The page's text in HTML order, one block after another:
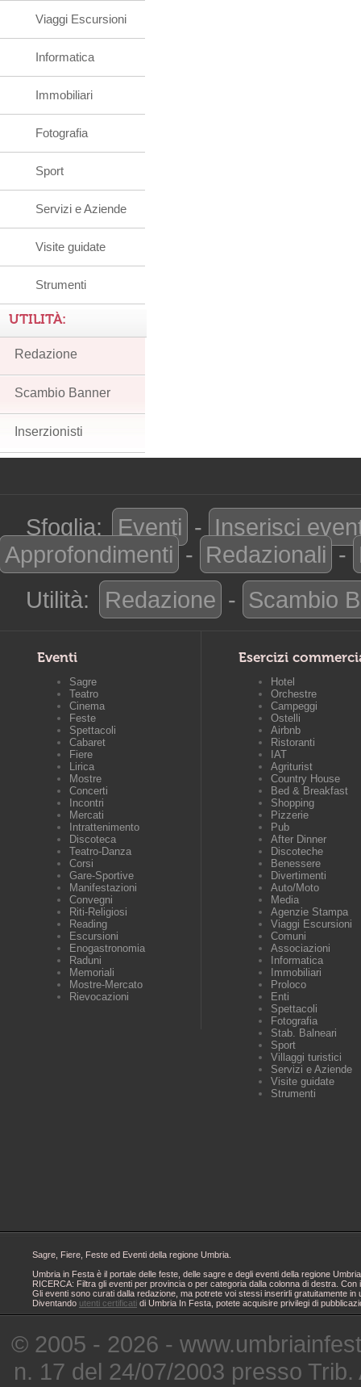
Viaggi Escursioni
Informatica
Immobiliari
Fotografia
Sport
Servizi e Aziende
Visite guidate
Strumenti
UTILITÀ:
Redazione
Scambio Banner
Inserzionisti
Sfoglia: Eventi - Inserisci
Approfondimenti - Redazionali -
Utilità:
Redazione - Scambio
Eventi
Sagre
Teatro
Cinema
Feste
Spettacoli
Cabaret
Fiere
Lirica
Mostre
Concerti
Incontri
Mercati
Intrattenimento
Discoteca
Teatro-Danza
Corsi
Gare-Sportive
Manifestazioni
Convegni
Riti-Religiosi
Reading
Escursioni
Enogastronomia
Raduni
Memoriali
Mostre-Mercato
Rievocazioni
Esercizi
Hotel
Orchestre
Campeggi
Ostelli
Airbnb
Ristoranti
IAT
Agriturist
Country House
Bed & Breakfast
Shopping
Pizzerie
Pub
After Dinner
Discoteche
Benessere
Divertimenti
Auto/Moto
Media
Agenzie Stampa
Viaggi Escursioni
Comuni
Associazioni
Informatica
Immobiliari
Proloco
Enti
Spettacoli
Fotografia
Stab. Balneari
Sport
Villaggi turistici
Servizi e Aziende
Visite guidate
Strumenti
Sagre, Fiere, Feste ed Eventi della regione Umbria.
Umbria in Festa è il portale delle feste, delle sagre e degli eventi della regione
RICERCA: Filtra gli eventi per provincia o per categoria dalla colonna di destra.
Gli eventi sono curati dalla redazione, ma potrete voi stessi inserirli gratuitamente
Diventando utenti certificati di Umbria In Festa, potete acquisire privilegi di
© 2005 - 2026 -
n. 17 del 24/07/2003 presso